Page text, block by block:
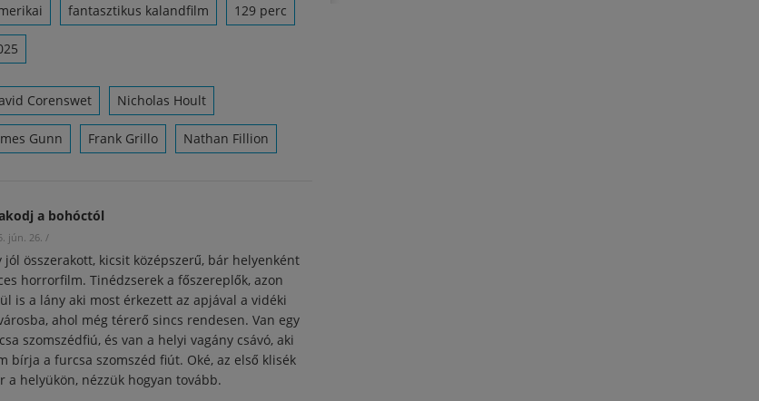
fantasztikus kalandfilm 129 perc
Corenswet Nicholas Hoult
Gunn Frank Grillo Nathan Fillion
a bohóctól
jún. 26. /
jól összerakott, kicsit középszerű, bár helyenként
horrorfilm. Tinédzserek a főszereplők, azon
is a lány aki most érkezett az apjával a vidéki
ahol még térerő sincs rendesen. Van egy
szomszédfiú, és van a helyi vagány csávó, aki
bírja a furcsa szomszéd fiút. Oké, az első klisék
a helyükön, nézzük hogyan tovább.